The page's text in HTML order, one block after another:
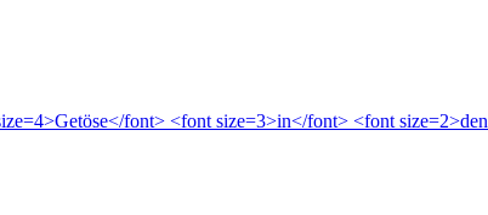
font> <font size=3>in</font> <font